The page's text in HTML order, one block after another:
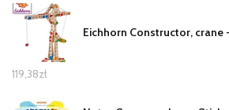
Eichhorn Constructor,
119,38zł